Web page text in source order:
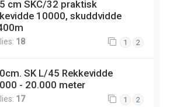
cm SKC/32 praktisk
10000, skuddvidde
18 1 2
SK L/45 Rekkevidde
- 20.000 meter
17 1 2